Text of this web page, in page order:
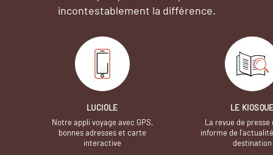
incontestablement la différence.
LUCIOLE
Notre appli voyage avec GPS,
bonnes adresses et carte
interactive
LE
La revue de presse
informe de
destination